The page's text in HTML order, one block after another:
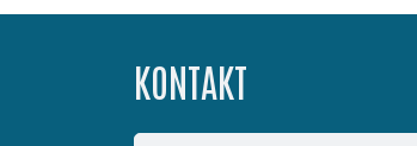
KONTAKT